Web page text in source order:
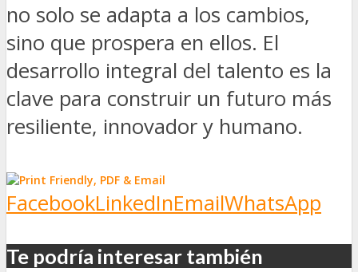
no solo se adapta a los cambios,
sino que prospera en ellos. El
desarrollo integral del talento es la
clave para construir un futuro más
resiliente, innovador y humano.
FacebookLinkedInEmailWhatsApp
Te podría interesar también